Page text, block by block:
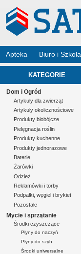
Apteka Biuro i Szkoła
KATEGORIE
Dom i Ogród
Artykuły dla zwierząt
Artykuły okolicznościowe
Produkty biobójcze
Pielęgnacja roślin
Produkty kuchenne
Produkty jednorazowe
Baterie
Żarówki
Odzież
Reklamówki i torby
Podpałki, węgiel i brykiet
Pozostałe
Mycie i sprzątanie
Środki czyszczące
Płyny do naczyń
Płyny do szyb
Środki uniwersalne